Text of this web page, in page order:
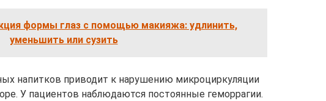
формы глаз с помощью макияжа: удлинить,
уменьшить или сузить
напитков приводит к нарушению микроциркуляции
У пациентов наблюдаются постоянные геморрагии.